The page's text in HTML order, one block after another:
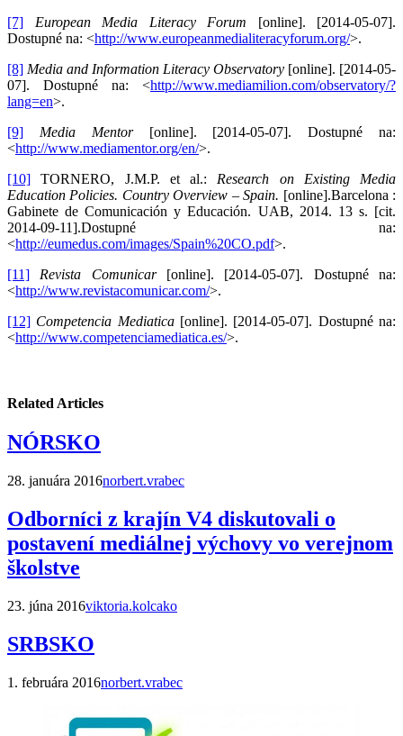
[7]
European Media Literacy Forum [online]. [2014-05-07].
Dostupné na: <http://www.europeanmedialiteracyforum.org/>.
[8] Media and Information Literacy Observatory [online]. [2014-05-
07]. Dostupné na: <http://www.mediamilion.com/observatory/?
lang=en>.
[9]
Media Mentor [online]. [2014-05-07]. Dostupné na:
<http://www.mediamentor.org/en/>.
[10] TORNERO, J.M.P. et al.: Research on Existing Media
Education Policies. Country Overview – Spain. [online].Barcelona :
Gabinete de Comunicación y Educación. UAB, 2014. 13 s. [cit.
2014-09-11].Dostupné na:
<http://eumedus.com/images/Spain%20CO.pdf>.
[11]
Revista Comunicar [online]. [2014-05-07]. Dostupné na:
<http://www.revistacomunicar.com/>.
[12] Competencia Mediatica [online]. [2014-05-07]. Dostupné na:
<http://www.competenciamediatica.es/>.
Related Articles
NÓRSKO
28. januára 2016norbert.vrabec
Odborníci z krajín V4 diskutovali o
postavení mediálnej výchovy vo verejnom
školstve
23. júna 2016viktoria.kolcako
SRBSKO
1. februára 2016norbert.vrabec